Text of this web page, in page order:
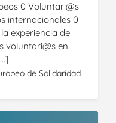
0 Voluntari@s
internacionales 0
experiencia de
voluntari@s en
de Solidaridad